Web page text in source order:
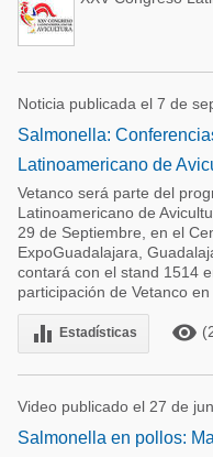
Noticia publicada el 7 de
Salmonella:
Latinoamericano de
Vetanco será parte del
Latinoamericano de
29 de Septiembre, en el
ExpoGuadalajara,
contará con el stand 1514
participación de Vetanco en
equalizer Estadísticas remove_red_eye
Video publicado el 27 de
Salmonella en pollos: